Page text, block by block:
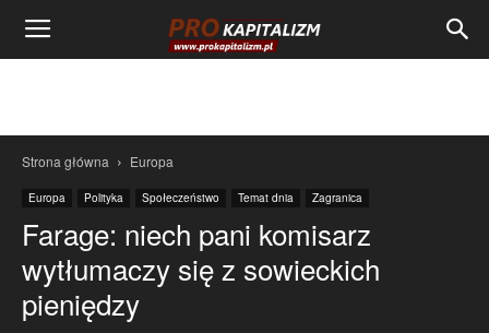
Strona główna Europa
Europa Polityka Społeczeństwo Temat dnia Zagranica
Farage: niech pani komisarz
wytłumaczy się z sowieckich
pieniędzy